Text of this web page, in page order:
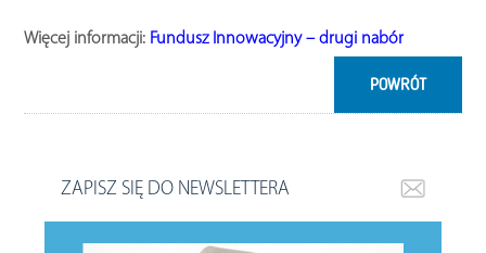
Więcej informacji: Fundusz Innowacyjny – drugi nabór
POWRÓT
ZAPISZ SIĘ DO NEWSLETTERA